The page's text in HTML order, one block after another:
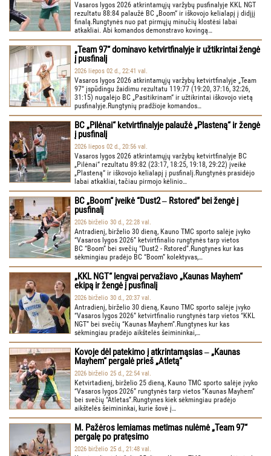
Vasaros lygos 2026 atkrintamųjų varžybų pusfinalyje KKL NGT
rezultatu 88:84 palaužė BC „Boom“ ir iškovojo kelialapį į didįjį
finalą.Rungtynės nuo pat pirmųjų minučių klostėsi labai
atkakliai. Abi komandos demonstravo kovingą…
„Team 97“ dominavo ketvirtfinalyje ir užtikrintai žengė
į pusfinalį
2026 liepos 02 d., 22:41 val.
Vasaros lygos 2026 atkrintamųjų varžybų ketvirtfinalyje „Team
97“ įspūdingu žaidimu rezultatu 119:77 (19:20, 37:16, 32:26,
31:15) nugalėjo BC „Pasitikrinam“ ir užtikrintai iškovojo vietą
pusfinalyje.Rungtynių pradžioje komandos…
BC „Pilėnai“ ketvirtfinalyje palaužė „Plasteną“ ir žengė
į pusfinalį
2026 liepos 02 d., 20:56 val.
Vasaros lygos 2026 atkrintamųjų varžybų ketvirtfinalyje BC
„Pilėnai“ rezultatu 89:82 (23:17, 18:25, 19:18, 29:22) įveikė
„Plasteną“ ir iškovojo kelialapį į pusfinalį.Rungtynės prasidėjo
labai atkakliai, tačiau pirmojo kėlinio…
BC „Boom“ įveikė “Dust2 ‒ Rstored” bei žengė į
pusfinalį
2026 birželio 30 d., 22:28 val.
Antradienį, birželio 30 dieną, Kauno TMC sporto salėje įvyko
“Vasaros lygos 2026” ketvirtfinalio rungtynės tarp vietos
BC “Boom” bei svečių “Dust2 - Rstored”.Rungtynes kur kas
sėkmingiau pradėjo BC “Boom” kolektyvas,…
„KKL NGT“ lengvai pervažiavo „Kaunas Mayhem“
ekipą ir žengė į pusfinalį
2026 birželio 30 d., 20:37 val.
Antradienį, birželio 30 dieną, Kauno TMC sporto salėje įvyko
“Vasaros lygos 2026” ketvirtfinalio rungtynės tarp vietos “KKL
NGT” bei svečių “Kaunas Mayhem”.Rungtynes kur kas
sėkmingiau pradėjo aikštelės šeimininkai,…
Kovoje dėl patekimo į atkrintamąsias ‒ „Kaunas
Mayhem“ pergalė prieš „Atletą“
2026 birželio 25 d., 22:54 val.
Ketvirtadienį, birželio 25 dieną, Kauno TMC sporto salėje įvyko
“Vasaros lygos 2026” rungtynės tarp vietos “Kaunas Mayhem”
bei svečių “Atletas”.Rungtynes kiek sėkmingiau pradėjo
aikštelės šeimininkai, kurie šovė į…
M. Pažėros lemiamas metimas nulėmė „Team 97“
pergalę po pratęsimo
2026 birželio 25 d., 21:48 val.